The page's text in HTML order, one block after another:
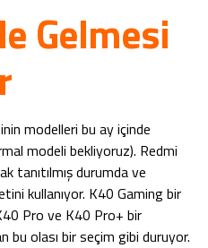
Gelmesi
modelleri bu ay içinde
modeli bekliyoruz). Redmi
tanıtılmış durumda ve
kullanıyor. K40 Gaming bir
Pro ve K40 Pro+ bir
bu olası bir seçim gibi duruyor.